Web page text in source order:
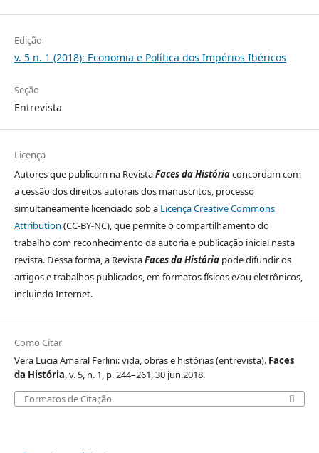
Edição
v. 5 n. 1 (2018): Economia e Política dos Impérios Ibéricos
Seção
Entrevista
Licença
Autores que publicam na RevistaFaces da Históriaconcordam com
a cessão dos direitos autorais dos manuscritos, processo
simultaneamente licenciado sob a Licença Creative Commons
Attribution (CC-BY-NC), que permite o compartilhamento do
trabalho com reconhecimento da autoria e publicação inicial nesta
revista. Dessa forma, a RevistaFaces da Históriapode difundir os
artigos e trabalhos publicados, em formatos físicos e/ou eletrônicos,
incluindo Internet.
Como Citar
Vera Lucia Amaral Ferlini: vida, obras e histórias (entrevista). Faces
da História, v. 5, n. 1, p. 244–261, 30 jun.2018.
Formatos de Citação